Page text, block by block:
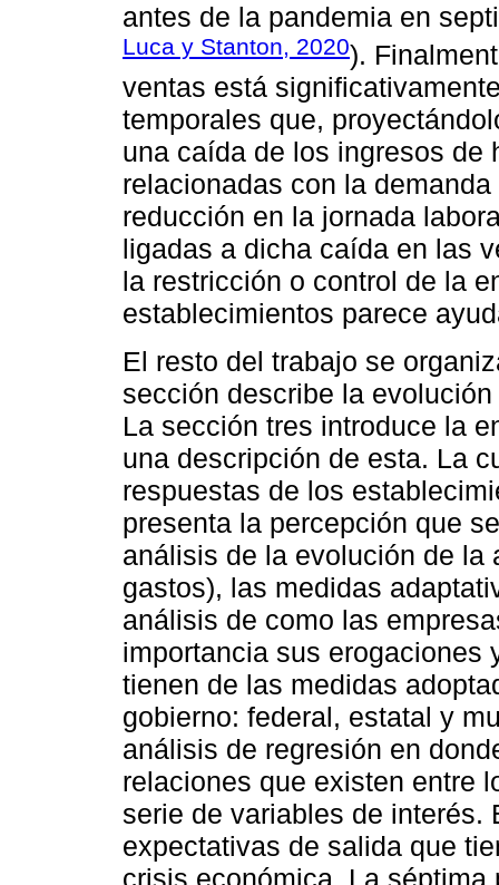
antes de la pandemia en
Luca y Stanton, 2020).
ventas está
temporales que,
una caída de los ingresos de
relacionadas con la
reducción en la jornada
ligadas a dicha caída en las
la restricción o control de la
establecimientos parece
El resto del trabajo se
sección describe la
La sección tres introduce la
una descripción de esta. La
respuestas de los
presenta la percepción que
análisis de la evolución de la
gastos), las medidas
análisis de como las
importancia sus erogaciones
tienen de las medidas
gobierno: federal, estatal y
análisis de regresión en
relaciones que existen entre
serie de variables de
expectativas de salida que
crisis económica. La